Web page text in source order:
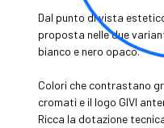
Dal punto di vista
proposta nelle due
bianco e nero opaco.
Colori che contrastano
cromati e il logo GIVI
Ricca la dotazione